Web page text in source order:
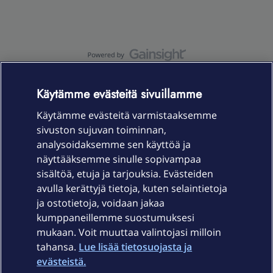
Laitteet & liittymät
Palvelut
Ajankohtaista
Käytämme evästeitä sivuillamme
Käytämme evästeitä varmistaaksemme
sivuston sujuvan toiminnan,
analysoidaksemme sen käyttöä ja
näyttääksemme sinulle sopivampaa
sisältöä, etuja ja tarjouksia. Evästeiden
avulla kerättyjä tietoja, kuten selaintietoja
ja ostotietoja, voidaan jakaa
kumppaneillemme suostumuksesi
mukaan. Voit muuttaa valintojasi milloin
tahansa. Lue lisää tietosuojasta ja
evästeistä.